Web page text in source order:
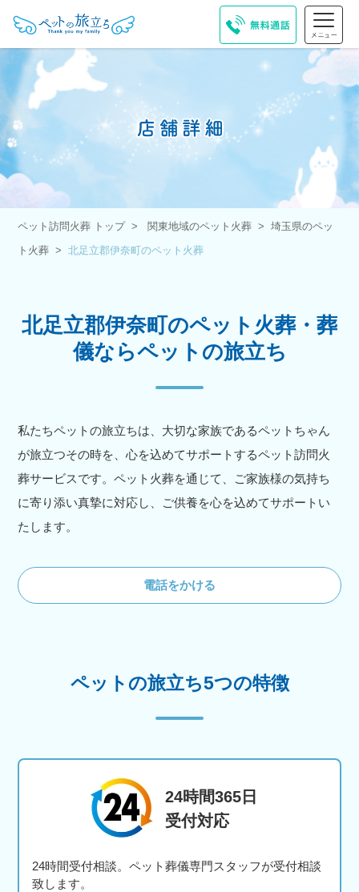
ペット訪問火葬 トップ 関東地域のペット火葬
埼玉県のペッ
ト火葬
北足立郡伊奈町のペット火葬
北足立郡伊奈町のペット火葬・葬
儀ならペットの旅立ち
私たちペットの旅立ちは、大切な家族であるペットちゃん
が旅立つその時を、心を込めてサポートするペット訪問火
葬サービスです。ペット火葬を通じて、ご家族様の気持ち
に寄り添い真摯に対応し、ご供養を心を込めてサポートい
たします。
電話をかける
ペットの旅立ち5つの特徴
24時間365日
受付対応
24時間受付相談。ペット葬儀専門スタッフが受付相談
致します。